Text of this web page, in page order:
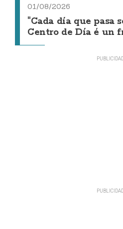
01/08/2026
"Cada día que pasa
Centro de Día é un